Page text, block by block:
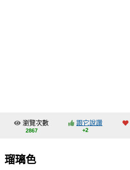
交流中心
會員功能選單
瀏覽次數
2867
跟它說讚
+2
瑠璃色